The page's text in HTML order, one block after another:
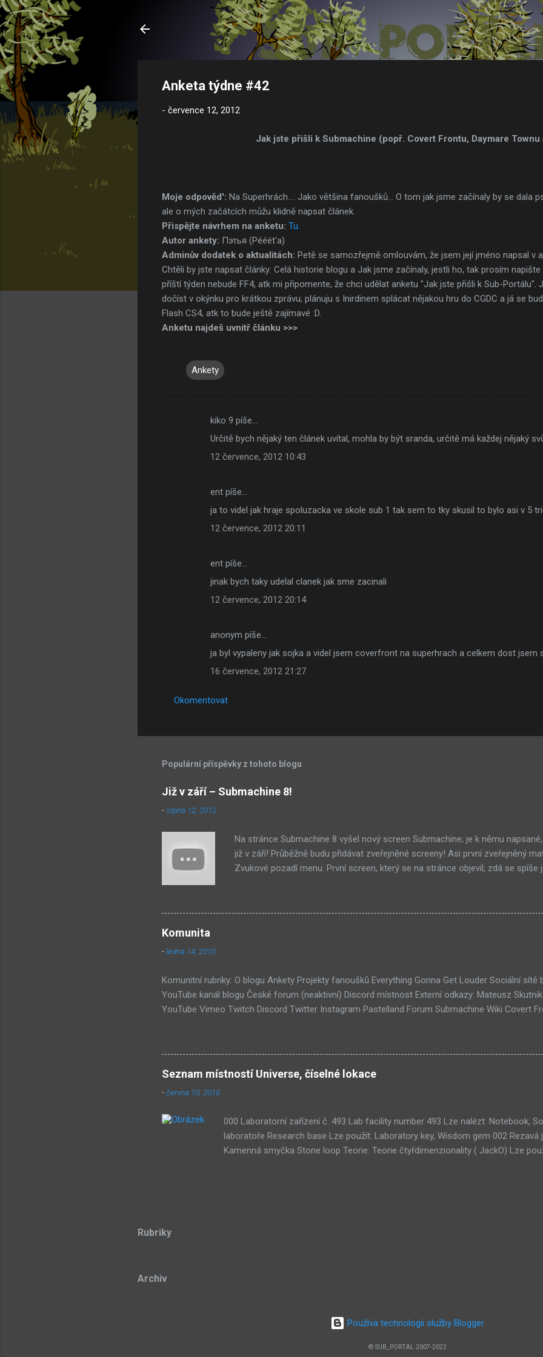
Přeskočit na hlavní obsah
Anketa týdne #42
- července 12, 2012
Jak jste přišli k Submachine (popř. Covert Frontu, Daymare Townu
Moje odpověd': Na Superhrách.... Jako většina fanoušků... O tom jak jsme začínaly by se dala
ale o mých začátcích můžu klidně napsat článek.
Přispějte návrhem na anketu: Tu.
Autor ankety: Пэтья (Pééét'a)
Adminův dodatek o aktualitách: Petě se samozřejmě omlouvám, že jsem její jméno napsal v
Chtěli by jste napsat články: Celá historie blogu a Jak jsme začínaly, jestli ho, tak prosím
příští týden nebude FF4, atk mi připomente, že chci udělat anketu "Jak jste přišli k Sub-Portálu".
dočíst v okýnku pro krátkou zprávu; plánuju s Inirdinem splácat nějakou hru do CGDC a já se
Flash CS4, atk to bude ještě zajímavé :D.
Anketu najdeš uvnitř článku >>>
Ankety
kiko 9 píše…
Určitě bych nějaký ten článek uvítal, mohla by být sranda, určitě má každej nějaký
12 července, 2012 10:43
ent píše…
ja to videl jak hraje spoluzacka ve skole sub 1 tak sem to tky skusil to bylo asi v 5
12 července, 2012 20:11
ent píše…
jinak bych taky udelal clanek jak sme zacinali
12 července, 2012 20:14
anonym píše…
ja byl vypaleny jak sojka a videl jsem coverfront na superhrach a celkem dost
16 července, 2012 21:27
Okomentovat
Populární příspěvky z tohoto blogu
Již v září – Submachine 8!
-srpna 12, 2012
Na stránce Submachine 8 vyšel nový screen Submachine; je k němu
již v září! Průběžně budu přidávat zveřejněné screeny! Asi první zveřejněný
Zvukové pozadí menu. První screen, který se na stránce objevil, zdá se spíše
jako systém padacího mostu v DaymareTown 1 ( stránka sub8 ) Screen,
PastelPortal.com, vypadá to snad že vystoupíme z Liziny lodi, ovšem v páte
Komunita
-ledna 14, 2010
Komunitní rubriky: O blogu Ankety Projekty fanoušků Everything Gonna Get Louder Sociální sítě
YouTube kanál blogu České forum (neaktivní) Discord místnost Externí odkazy: Mateusz
YouTube Vimeo Twitch Discord Twitter Instagram Pastelland Forum Submachine Wiki Covert
Submachine 8: The Plan (161) Submachine 10: The Exit (93) Submachine 9: The Temple (89)
(74) Submachine 6 v sobotu? (70) Submachine: 32 Chambers (65) Covert Front 4: Spark of Life
vlivy #1: UVB-76 (49) Pod tímto článkem probíhá všeobecná diskuze
Seznam místností Universe, číselné lokace
-června 10, 2010
000 Laboratorní zařízení č. 493 Lab facility number 493 Lze nalézt: Notebook,
laboratoře Research base Lze použít: Laboratory key, Wisdom gem 002 Rezavá
Kamenná smyčka Stone loop Teorie: Teorie čtyřdimenzionality ( JackO) Lze
stone Lze použít: 3× Wisdom gem 011 Koridor strojovny Clockwork corridor
Rubriky
Archiv
Používá technologii služby Blogger
© SUB_PORTAL 2007-2022